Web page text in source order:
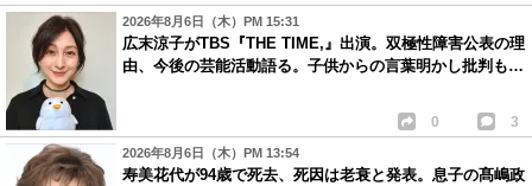
2026年8月6日（木）PM 15:31
広末涼子がTBS『THE TIME,』出演。双極性障害公表の理
由、今後の芸能活動語る。子供からの言葉明かし批判も…
0 3
2026年8月6日（木）PM 13:54
寿美花代が94歳で死去、死因は老衰と発表。息子の髙嶋政